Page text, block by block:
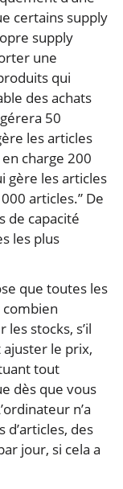
certains supply
supply
une
qui
des achats
50
les articles
charge 200
gère les articles
articles.” De
de capacité
les plus
que toutes les
combien
stocks, s’il
le prix,
tout
dès que vous
n’a
des
jour, si cela a